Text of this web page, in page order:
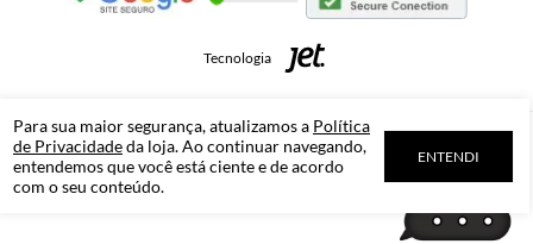
Para sua maior segurança, atualizamos a Política
de Privacidadeda loja. Ao continuar navegando,
entendemos que você está ciente e de acordo
com o seu conteúdo.
ENTENDI
Tecnologia
CavageNovo HamburgoRS
CNPJ - 02.681.508/0001-28